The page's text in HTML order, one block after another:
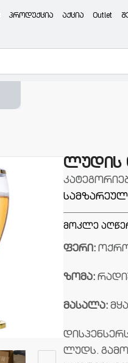
პროდუქცია აქცია Outlet
ლუდის
მოკლე
ფერი:
ზომა:
მასალა:
ლუდს.